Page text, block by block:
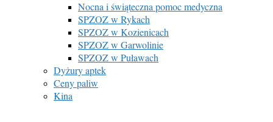
Nocna i świąteczna pomoc medyczna
SPZOZ w Rykach
SPZOZ w Kozienicach
SPZOZ w Garwolinie
SPZOZ w Puławach
Dyżury aptek
Ceny paliw
Kina